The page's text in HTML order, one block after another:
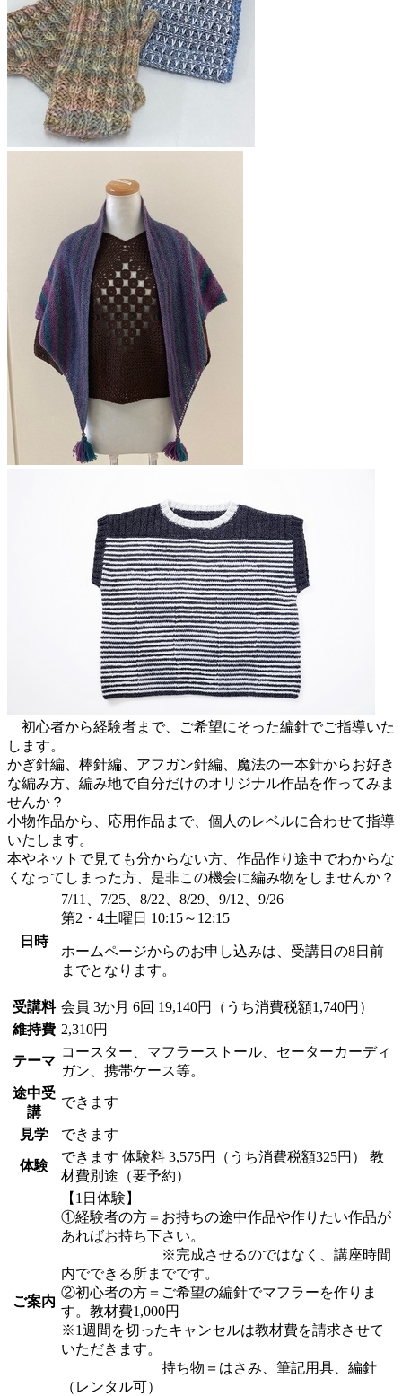
初心者から経験者まで、ご希望にそった編針でご指導いた
します。
かぎ針編、棒針編、アフガン針編、魔法の一本針からお好き
な編み方、編み地で自分だけのオリジナル作品を作ってみま
せんか？
小物作品から、応用作品まで、個人のレベルに合わせて指導
いたします。
本やネットで見ても分からない方、作品作り途中でわからな
くなってしまった方、是非この機会に編み物をしませんか？
日時
7/11、7/25、8/22、8/29、9/12、9/26
第2・4土曜日 10:15～12:15
ホームページからのお申し込みは、受講日の8日前
までとなります。
受講料 会員 3か月 6回 19,140円（うち消費税額1,740円）
維持費 2,310円
テーマ
コースター、マフラーストール、セーターカーディ
ガン、携帯ケース等。
途中受
講
できます
見学 できます
体験
できます 体験料 3,575円（うち消費税額325円） 教
材費別途（要予約）
ご案内
【1日体験】
①経験者の方＝お持ちの途中作品や作りたい作品が
あればお持ち下さい。
※完成させるのではなく、講座時間
内でできる所までです。
②初心者の方＝ご希望の編針でマフラーを作りま
す。教材費1,000円
※1週間を切ったキャンセルは教材費を請求させて
いただきます。
持ち物＝はさみ、筆記用具、編針
（レンタル可）